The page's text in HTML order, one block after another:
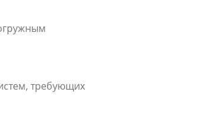
требующих